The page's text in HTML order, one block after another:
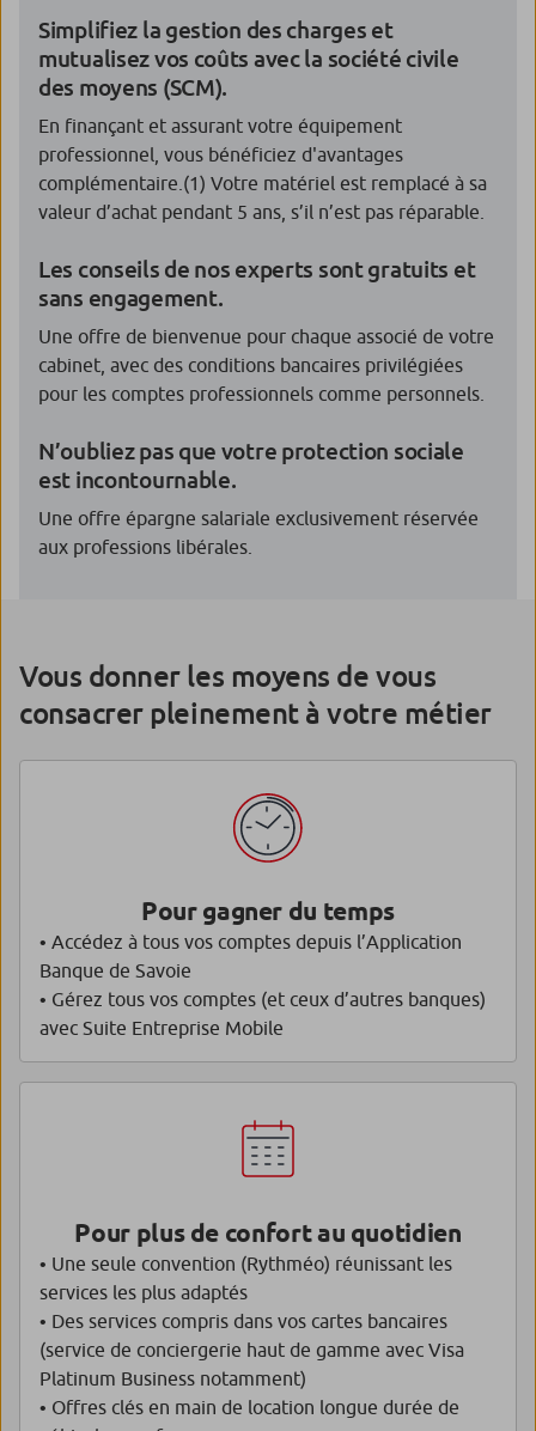
Simplifiez la gestion des charges et
mutualisez vos coûts avec la société civile
des moyens (SCM).
En finançant et assurant votre équipement
professionnel, vous bénéficiez d'avantages
complémentaire. (1) Votre matériel est remplacé à sa
valeur d’achat pendant 5 ans, s’il n’est pas réparable.
Les conseils de nos experts sont gratuits et
sans engagement.
Une offre de bienvenue pour chaque associé de votre
cabinet, avec des conditions bancaires privilégiées
pour les comptes professionnels comme personnels.
N’oubliez pas que votre protection sociale
est incontournable.
Une offre épargne salariale exclusivement réservée
aux professions libérales.
Vous donner les moyens de vous
consacrer pleinement à votre métier
Pour gagner du temps
• Accédez à tous vos comptes depuis l’Application
Banque de Savoie
• Gérez tous vos comptes (et ceux d’autres banques)
avec Suite Entreprise Mobile
Pour plus de confort au quotidien
• Une seule convention (Rythméo) réunissant les
services les plus adaptés
• Des services compris dans vos cartes bancaires
(service de conciergerie haut de gamme avec Visa
Platinum Business notamment)
• Offres clés en main de location longue durée de